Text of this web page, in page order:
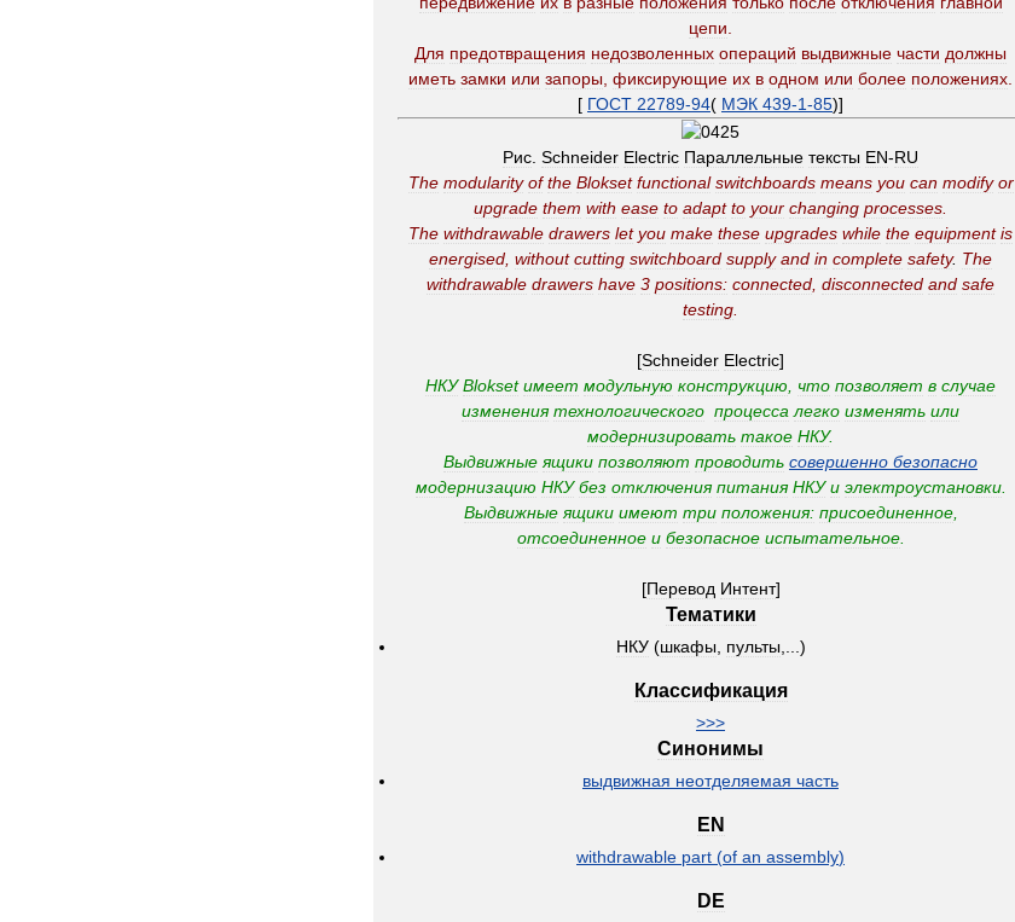
цепи
Для предотвращения недозволенных операций выдвижные части должны
иметь замки или запоры фиксирующие их в одном или более положениях
[ ГОСТ 22789-94( МЭК 439-1-85)]
Рис Schneider Electric Параллельные тексты EN-RU
The modularity of the Blokset functional switchboards means you can modify or
upgrade them with ease to adapt to your changing processes
The withdrawable drawers let you make these upgrades while the equipment is
energised without cutting switchboard supply and in complete safety. The
withdrawable drawers have 3 positions: connected disconnected and safe
testing
[Schneider Electric]
НКУ Blokset имеет модульную конструкцию что позволяет в случае
изменения технологического процесса легко изменять или
модернизировать такое НКУ.
Выдвижные ящики позволяют проводить совершенно безопасно
модернизацию НКУ без отключения питания НКУ и электроустановки.
Выдвижные ящики имеют три положения: присоединенное,
отсоединенное и безопасное испытательное.
[Перевод Интент]
Тематики
НКУ(шкафы пульты ,...)
Классификация
>>>
Синонимы
выдвижная неотделяемая часть
EN
withdrawable part (of an assembly)
DE